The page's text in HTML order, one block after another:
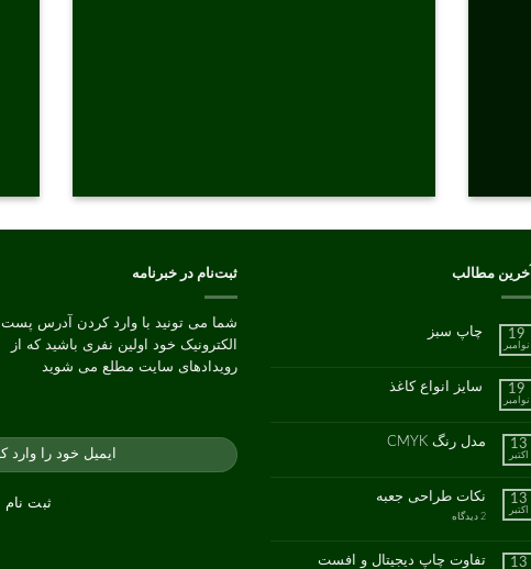
آخرین مطالب
19
نوامبر
چاپ سبز
چاپ
سبز
نشده
19
نوامبر
سایز انواع کاغذ
سایز
انواع
نشده
13
اکتبر
مدل رنگ CMYK
مدل
رنگ
CMYK
نشده
13
اکتبر
نکات طراحی جعبه
2 دیدگاه
برای
13 تفاوت چاپ دیجیتال و افست
ثبت‌نام در خبرنامه
شما می تونید با وارد کردن آدرس پست
الکترونیک خود اولین نفری باشید که از
رویدادهای سایت مطلع می شوید